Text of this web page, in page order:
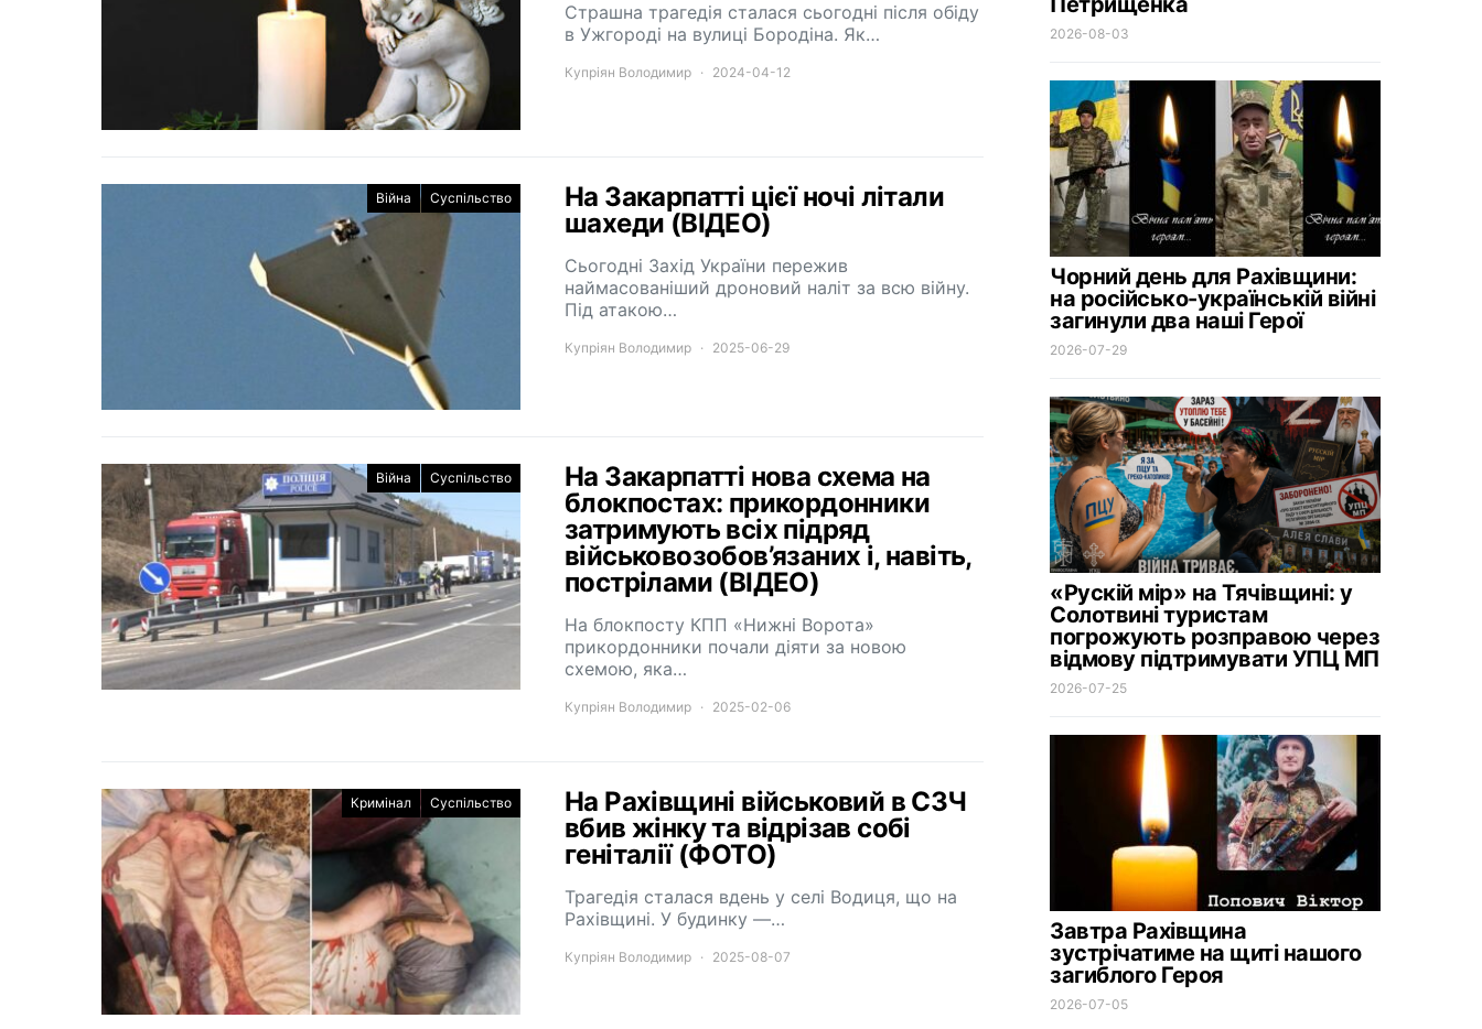
Страшна трагедія сталася сьогодні після обіду
в Ужгороді на вулиці Бородіна. Як…
Купріян Володимир 2024-04-12
Війна Суспільство
На Закарпатті цієї ночі літали
шахеди (ВІДЕО)
Сьогодні Захід України пережив
наймасованіший дроновий наліт за всю війну.
Під атакою…
Купріян Володимир 2025-06-29
Війна Суспільство
На Закарпатті нова схема на
блокпостах: прикордонники
затримують всіх підряд
військовозобов’язаних і, навіть,
пострілами (ВІДЕО)
На блокпосту КПП «Нижні Ворота»
прикордонники почали діяти за новою
схемою, яка…
Купріян Володимир 2025-02-06
Кримінал Суспільство
На Рахівщині військовий в СЗЧ
вбив жінку та відрізав собі
геніталії (ФОТО)
Трагедія сталася вдень у селі Водиця, що на
Рахівщині. У будинку —…
Купріян Володимир 2025-08-07
2026-08-03
Чорний день для Рахівщини:
на російсько-українській війні
загинули два наші Герої
2026-07-29
«Рускій мір» на Тячівщині: у
Солотвині туристам
погрожують розправою через
відмову підтримувати УПЦ МП
2026-07-25
Завтра Рахівщина
зустрічатиме на щиті нашого
загиблого Героя
2026-07-05